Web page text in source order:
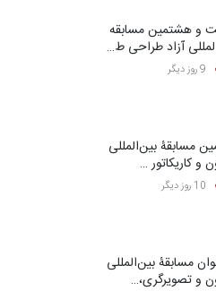
و هشتمین مسابقه
آزاد طراحی ط…
9 روز دیگر
مسابقۀ بین‌المللی
و کاریکاتور …
10 روز دیگر
مسابقۀ بین‌المللی
و تصویرگری،…